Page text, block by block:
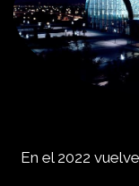
En el 2022 vuelve